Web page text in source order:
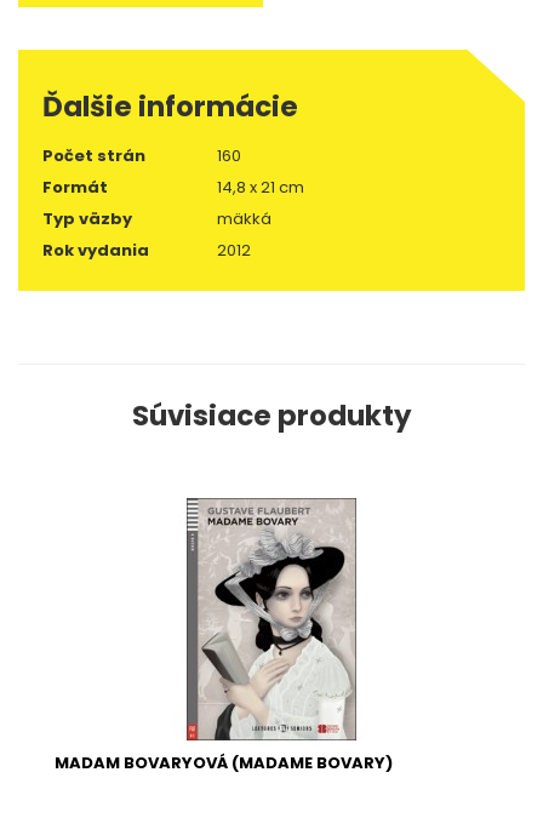
Ďalšie informácie
Počet strán
160
Formát
14,8 x 21 cm
Typ väzby
mäkká
Rok vydania
2012
Súvisiace produkty
MADAM BOVARYOVÁ (MADAME BOVARY)